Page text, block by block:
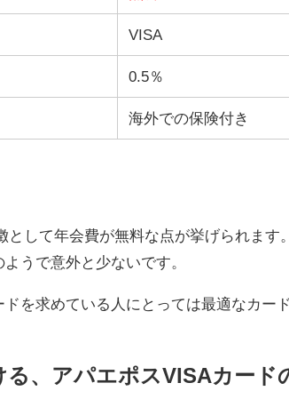
VISA
0.5％
海外での保険付き
として年会費が無料な点が挙げられます
うで意外と少ないです。
を求めている人にとっては最適なカー
、アパエポスVISAカード